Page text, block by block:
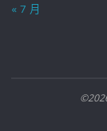
« 7 月